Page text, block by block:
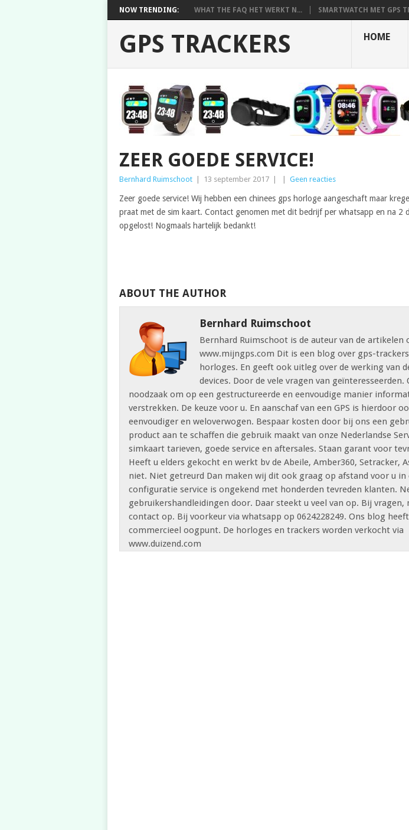
NOW TRENDING: WHAT THE FAQ HET WERKT N... SMARTWATCH MET GPS
GPS TRACKERS HOME
ZEER GOEDE SERVICE!
Bernhard Ruimschoot 13 september 2017 Geen reacties
Zeer goede service! Wij hebben een chinees gps horloge aangeschaft maar
praat met de sim kaart. Contact genomen met dit bedrijf per whatsapp en na 2
opgelost! Nogmaals hartelijk bedankt!
ABOUT THE AUTHOR
Bernhard Ruimschoot
Bernhard Ruimschoot is de auteur van de artikelen
www.mijngps.com Dit is een blog over gps-
horloges. En geeft ook uitleg over de werking van
devices. Door de vele vragen van
noodzaak om op een gestructureerde en eenvoudige manier
verstrekken. De keuze voor u. En aanschaf van een GPS is hierdoor
eenvoudiger en weloverwogen. Bespaar kosten door bij ons een
product aan te schaffen die gebruik maakt van onze Nederlandse
simkaart tarieven, goede service en aftersales. Staan garant voor
Heeft u elders gekocht en werkt bv de Abeile, Amber360, Setracker,
niet. Niet getreurd Dan maken wij dit ook graag op afstand voor u in
configuratie service is ongekend met honderden tevreden klanten.
gebruikershandleidingen door. Daar steekt u veel van op. Bij vragen,
contact op. Bij voorkeur via whatsapp op 0624228249. Ons blog
commercieel oogpunt. De horloges en trackers worden verkocht via
www.duizend.com